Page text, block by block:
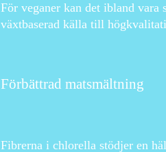
För veganer kan det ibland
växtbaserad källa till
Förbättrad matsmältning
Fibrerna i chlorella stödjer en